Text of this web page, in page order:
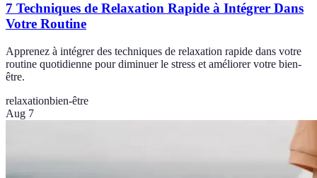
7 Techniques de Relaxation Rapide à Intégrer Dans
Votre Routine
Apprenez à intégrer des techniques de relaxation rapide dans votre
routine quotidienne pour diminuer le stress et améliorer votre bien-
être.
relaxationbien-être
Aug 7